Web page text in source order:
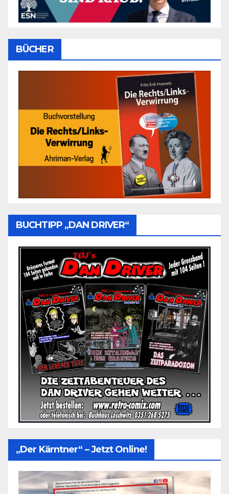
BÜCHER
BUCHTIPP „DAN DRIVER“
„Der Kärntner“ – Jetzt Online!